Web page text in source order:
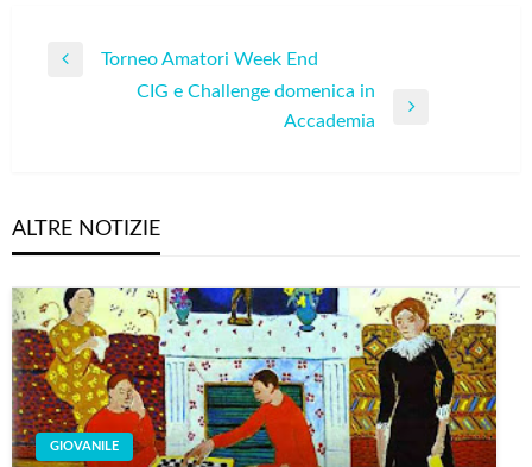
Navigazione
Torneo Amatori Week End
CIG e Challenge domenica in
Accademia
ALTRE NOTIZIE
GIOVANILE